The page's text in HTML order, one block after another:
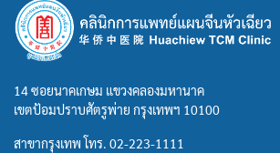
14 ซอยนาคเกษม แขวงคลองมหานาค
เขตป้อมปราบศัตรูพ่าย กรุงเทพฯ 10100
สาขากรุงเทพ โทร. 02-223-1111